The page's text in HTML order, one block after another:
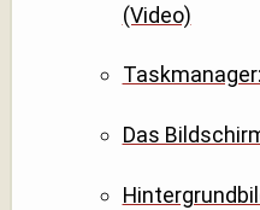
(Video)
Das